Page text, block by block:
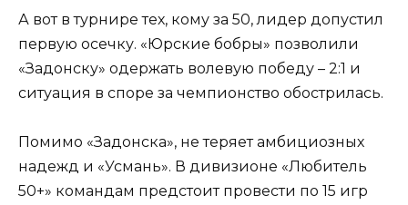
А вот в турнире тех, кому за 50, лидер допустил
первую осечку. «Юрские бобры» позволили
«Задонску» одержать волевую победу – 2:1 и
ситуация в споре за чемпионство обострилась.
Помимо «Задонска», не теряет амбициозных
надежд и «Усмань». В дивизионе «Любитель
50+» командам предстоит провести по 15 игр